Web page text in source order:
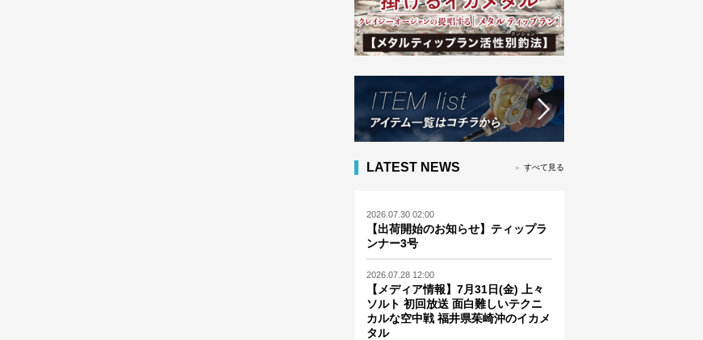
LATEST NEWS すべて見る
2026.07.30 02:00
【出荷開始のお知らせ】ティップラ
ンナー3号
2026.07.28 12:00
【メディア情報】7月31日(金) 上々
ソルト 初回放送 面白難しいテクニ
カルな空中戦 福井県茱崎沖のイカメ
タル